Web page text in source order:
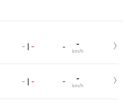
- | - - -
km/h
- | - - -
km/h